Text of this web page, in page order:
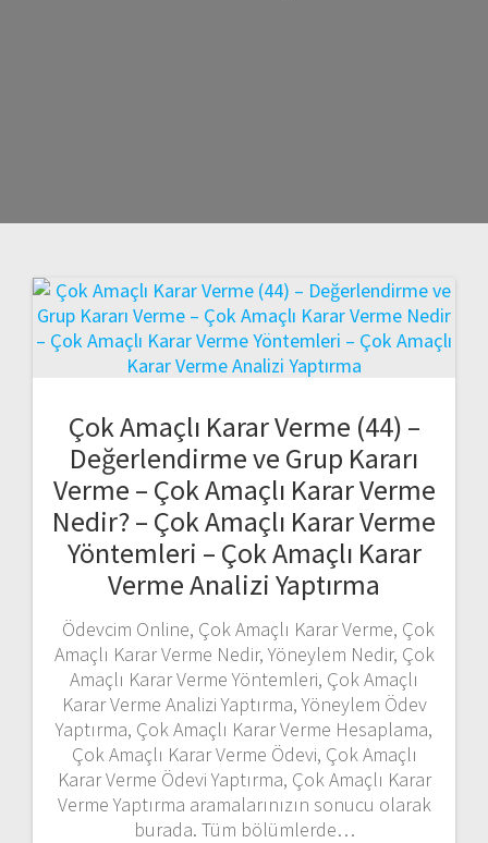
Çok Amaçlı Karar Verme (44) –
Değerlendirme ve Grup Kararı
Verme – Çok Amaçlı Karar Verme
Nedir? – Çok Amaçlı Karar Verme
Yöntemleri – Çok Amaçlı Karar
Verme Analizi Yaptırma
Ödevcim Online, Çok Amaçlı Karar Verme, Çok
Amaçlı Karar Verme Nedir, Yöneylem Nedir, Çok
Amaçlı Karar Verme Yöntemleri, Çok Amaçlı
Karar Verme Analizi Yaptırma, Yöneylem Ödev
Yaptırma, Çok Amaçlı Karar Verme Hesaplama,
Çok Amaçlı Karar Verme Ödevi, Çok Amaçlı
Karar Verme Ödevi Yaptırma, Çok Amaçlı Karar
Verme Yaptırma aramalarınızın sonucu olarak
burada. Tüm bölümlerde…